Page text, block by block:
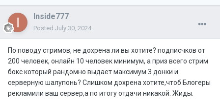
Inside777
Posted July 30, 2024
По поводу стримов, не дохрена ли вы хотите? подписчков от
200 человек, онлайн 10 человек минимум, а приз всего стрим
бокс который рандомно выдает максимум 3 донки и
серверную шалупонь? Слишком дохрена хотите,чтоб Блогеры
рекламили ваш сервер,а по итогу отдачи никакой. Жиды.